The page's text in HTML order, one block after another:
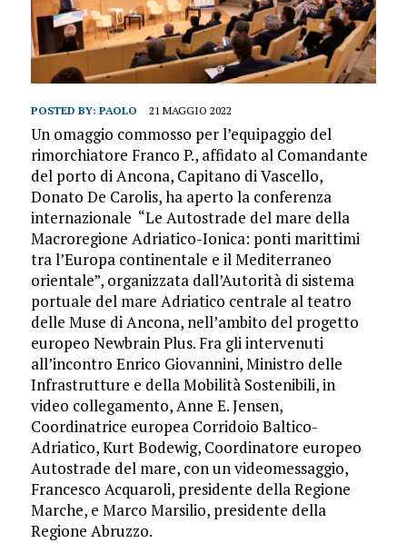
POSTED BY: PAOLO 21 MAGGIO 2022
Un omaggio commosso per l’equipaggio del
rimorchiatore Franco P., affidato al Comandante
del porto di Ancona, Capitano di Vascello,
Donato De Carolis, ha aperto la conferenza
internazionale “Le Autostrade del mare della
Macroregione Adriatico-Ionica: ponti marittimi
tra l’Europa continentale e il Mediterraneo
orientale”, organizzata dall’Autorità di sistema
portuale del mare Adriatico centrale al teatro
delle Muse di Ancona, nell’ambito del progetto
europeo Newbrain Plus. Fra gli intervenuti
all’incontro Enrico Giovannini, Ministro delle
Infrastrutture e della Mobilità Sostenibili, in
video collegamento, Anne E. Jensen,
Coordinatrice europea Corridoio Baltico-
Adriatico, Kurt Bodewig, Coordinatore europeo
Autostrade del mare, con un videomessaggio,
Francesco Acquaroli, presidente della Regione
Marche, e Marco Marsilio, presidente della
Regione Abruzzo.